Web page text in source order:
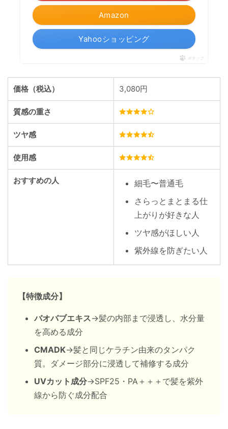
Amazon
Yahooショッピング
ポチップ
価格（税込） 3,080円
質感の重さ
ツヤ感
使用感
おすすめの人
細毛〜普通毛
さらっとまとまる仕
上がりが好きな人
ツヤ感がほしい人
紫外線を防ぎたい人
【特徴成分】
バオバブエキス→髪の内部まで浸透し、水分量
を高める成分
CMADK→髪と同じケラチン由来のタンパク
質。ダメージ部分に浸透して補修する成分
UVカット成分→SPF25・PA＋＋＋で髪を紫外
線から防ぐ成分配合